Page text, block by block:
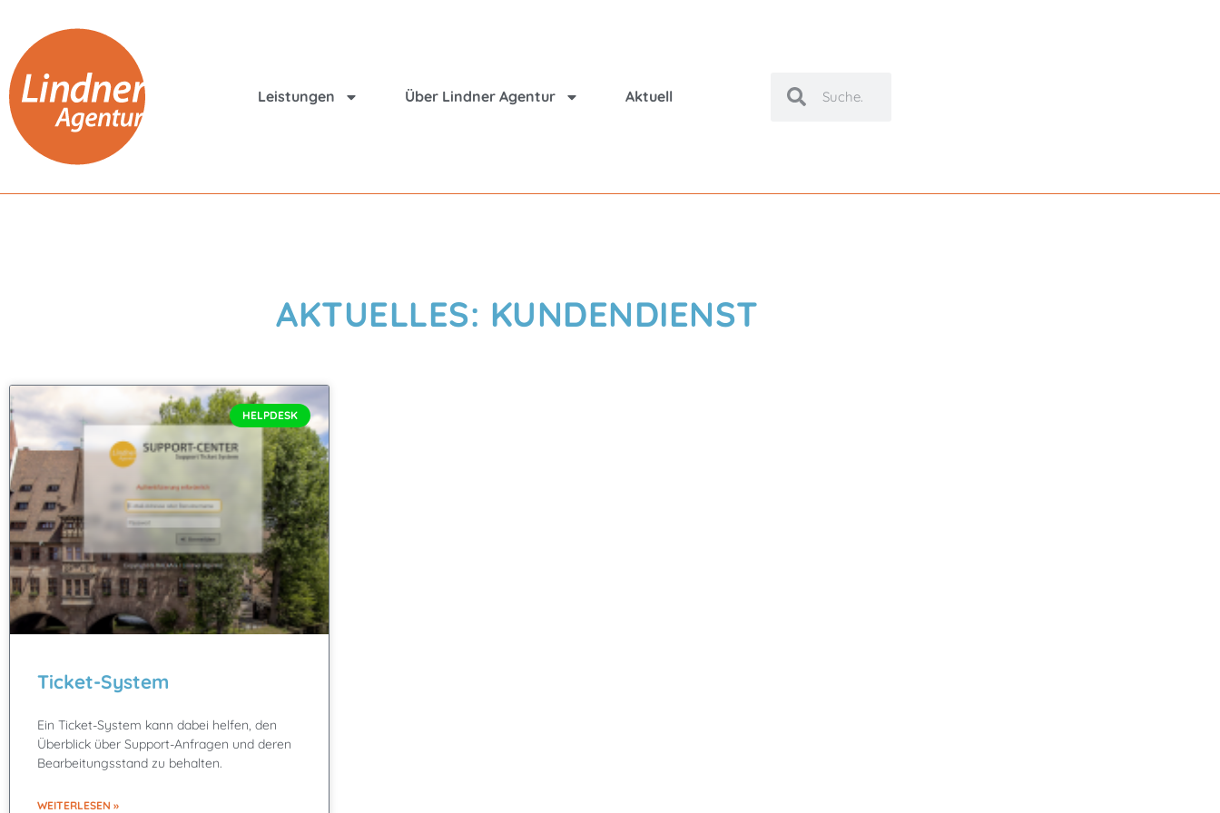
Leistungen Über Lindner Agentur Aktuell
AKTUELLES: KUNDENDIENST
HELPDESK
Ticket-System
Ein Ticket-System kann dabei helfen, den
Überblick über Support-Anfragen und deren
Bearbeitungsstand zu behalten.
WEITERLESEN »